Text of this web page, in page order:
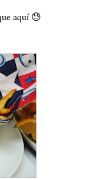
aquí 😓